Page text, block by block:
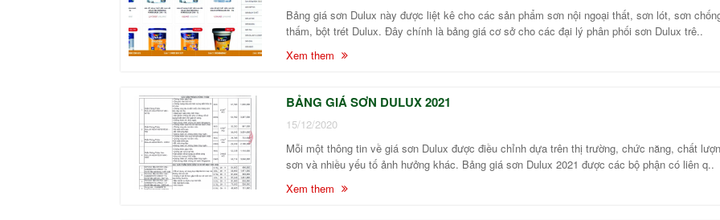
Bảng giá sơn Dulux này được liệt kê cho các sản phẩm sơn nội ngoại thất, sơn lót, sơn
thấm, bột trét Dulux. Đây chính là bảng giá cơ sở cho các đại lý phân phối sơn Dulux trê..
Xem them
BẢNG GIÁ SƠN DULUX 2021
15/12/2020
Mỗi một thông tin về giá sơn Dulux được điều chỉnh dựa trên thị trường, chức năng, chất
sơn và nhiều yếu tố ảnh hưởng khác. Bảng giá sơn Dulux 2021 được các bộ phận có liên q..
Xem them